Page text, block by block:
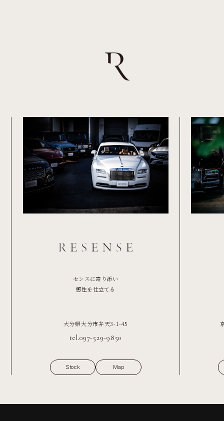
センスに寄り添い
感性を仕立てる
大分県大分市弁天3-1-45
tel.097-529-9850
Stock Map